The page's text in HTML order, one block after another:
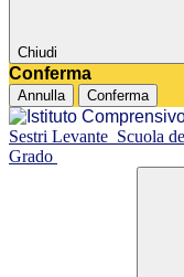
Chiudi
Conferma
Annulla Conferma
Sestri Levante Scuola
Grado